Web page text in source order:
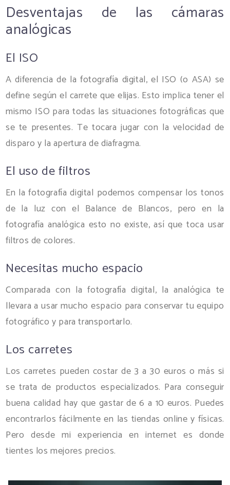
Desventajas de las cámaras
analógicas
El ISO
A diferencia de la fotografía digital, el ISO (o ASA) se
define según el carrete que elijas. Esto implica tener el
mismo ISO para todas las situaciones fotográficas que
se te presentes. Te tocara jugar con la velocidad de
disparo y la apertura de diafragma.
El uso de filtros
En la fotografía digital podemos compensar los tonos
de la luz con el Balance de Blancos, pero en la
fotografía analógica esto no existe, así que toca usar
filtros de colores.
Necesitas mucho espacio
Comparada con la fotografía digital, la analógica te
llevara a usar mucho espacio para conservar tu equipo
fotográfico y para transportarlo.
Los carretes
Los carretes pueden costar de 3 a 30 euros o más si
se trata de productos especializados. Para conseguir
buena calidad hay que gastar de 6 a 10 euros. Puedes
encontrarlos fácilmente en las tiendas online y físicas.
Pero desde mi experiencia en internet es donde
tientes los mejores precios.